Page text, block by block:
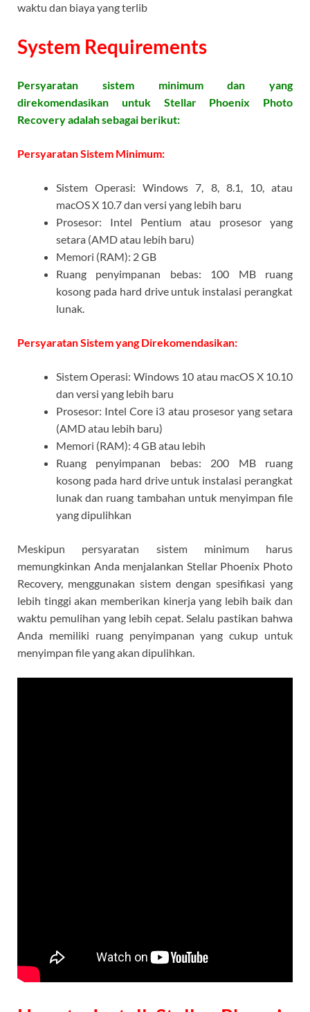
waktu dan biaya yang terlib
System Requirements
Persyaratan sistem minimum dan yang
direkomendasikan untuk Stellar Phoenix Photo
Recovery adalah sebagai berikut:
Persyaratan Sistem Minimum:
Sistem Operasi: Windows 7, 8, 8.1, 10, atau
macOS X 10.7 dan versi yang lebih baru
Prosesor: Intel Pentium atau prosesor yang
setara (AMD atau lebih baru)
Memori (RAM): 2 GB
Ruang penyimpanan bebas: 100 MB ruang
kosong pada hard drive untuk instalasi perangkat
lunak.
Persyaratan Sistem yang Direkomendasikan:
Sistem Operasi: Windows 10 atau macOS X 10.10
dan versi yang lebih baru
Prosesor: Intel Core i3 atau prosesor yang setara
(AMD atau lebih baru)
Memori (RAM): 4 GB atau lebih
Ruang penyimpanan bebas: 200 MB ruang
kosong pada hard drive untuk instalasi perangkat
lunak dan ruang tambahan untuk menyimpan file
yang dipulihkan
Meskipun persyaratan sistem minimum harus
memungkinkan Anda menjalankan Stellar Phoenix Photo
Recovery, menggunakan sistem dengan spesifikasi yang
lebih tinggi akan memberikan kinerja yang lebih baik dan
waktu pemulihan yang lebih cepat. Selalu pastikan bahwa
Anda memiliki ruang penyimpanan yang cukup untuk
menyimpan file yang akan dipulihkan.